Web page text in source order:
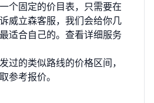
个固定的价目表，只需要在
威立森客服，我们会给你几
适合自己的。 查看详细服务
过的类似路线的价格区间，
参考报价。